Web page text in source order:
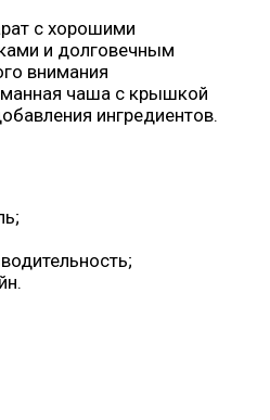
с хорошими
и долговечным
внимания
чаша с крышкой
ингредиентов.